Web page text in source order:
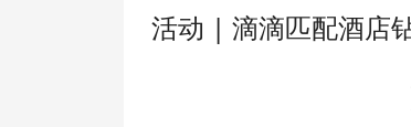
活动 | 滴滴匹配酒店